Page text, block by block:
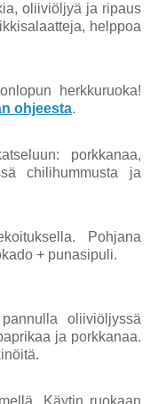
oliiviöljyä ja ripaus
helppoa
herkkuruoka!
ohjeesta.
porkkanaa,
chilihummusta ja
Pohjana
+ punasipuli.
oliiviöljyssä
ja porkkanaa.
Käytin ruokaan